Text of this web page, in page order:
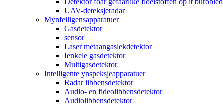
Detektor foar gefaarlike floeistoffen op it buroblêd
UAV-deteksjeradar
Mynfeiligensapparatuer
Gasdetektor
sensor
Laser metaangaslekdetektor
Ienkele gasdetektor
Multigasdetektor
Intelligente ynspeksjeapparatuer
Radar libbensdetektor
Audio- en fideolibbensdetektor
Audiolibbensdetektor